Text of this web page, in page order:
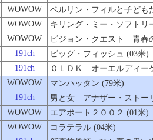
WOWOW ベルリン・フィルと子ども
WOWOW キリング・ミー・ソフトリ
WOWOW ビジョン・クエスト 青春
191ch ビッグ・フィッシュ (03米)
191ch
ＯＬＤＫ オーエルディー
WOWOW マンハッタン (79米)
191ch 男と女 アナザー・ストー
WOWOW エアポート２００２ (01米)
WOWOW コラテラル (04米)